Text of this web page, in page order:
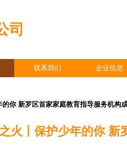
司
联系我们 企业信息
你 新罗区首家家庭教育指导服务机构
火丨保护少年的你 新